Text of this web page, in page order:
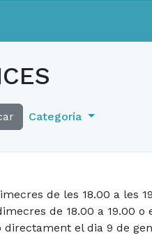
Categoría
de les 18.00 a les
de 18.00 a 19.00
el dia 9 de